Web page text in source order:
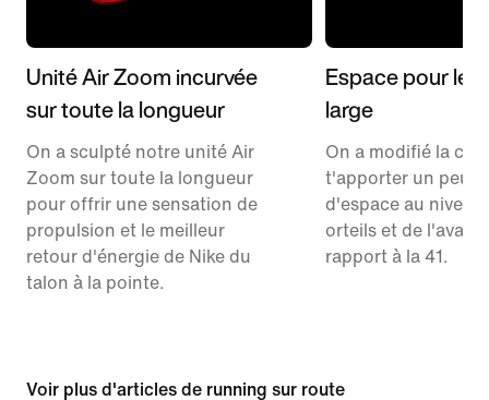
Unité Air Zoom incurvée
sur toute la longueur
On a sculpté notre unité Air
Zoom sur toute la longueur
pour offrir une sensation de
propulsion et le meilleur
retour d'énergie de Nike du
talon à la pointe.
Espace pour les
large
On a modifié la
t'apporter un peu
d'espace au niveau
orteils et de
rapport à la 41.
Voir plus d'articles de running sur route